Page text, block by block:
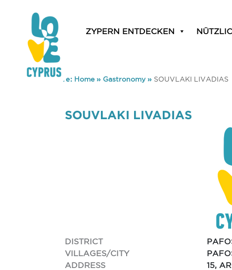
ZYPERN ENTDECKEN
You are here: Home» Gastronomy» SOUVLAKI LIVADIAS
SOUVLAKI LIVADIAS
DISTRICT
VILLAGES/CITY
ADDRESS
15,